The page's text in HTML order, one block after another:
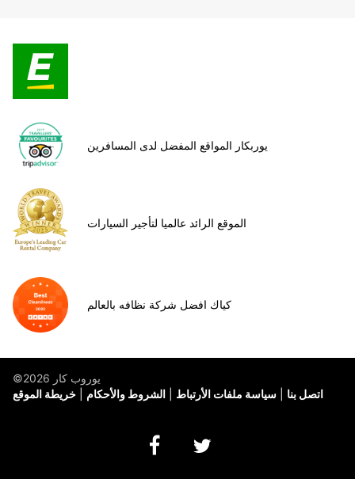
يوربكار المواقع المفضل لدى المسافرين
الموقع الرائد عالميا لتأجير السيارات
كياك افضل شركة نظافه بالعالم
©يوروب كار 2026
خريطة الموقع
الشروط والأحكام سياسة ملفات الأرتباط اتصل بنا